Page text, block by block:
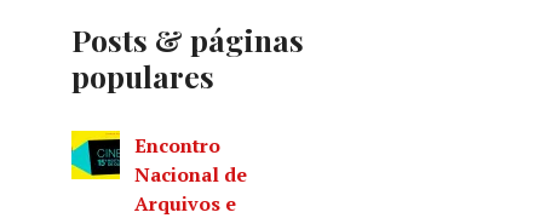
Posts & páginas
populares
Encontro
Nacional de
Arquivos e